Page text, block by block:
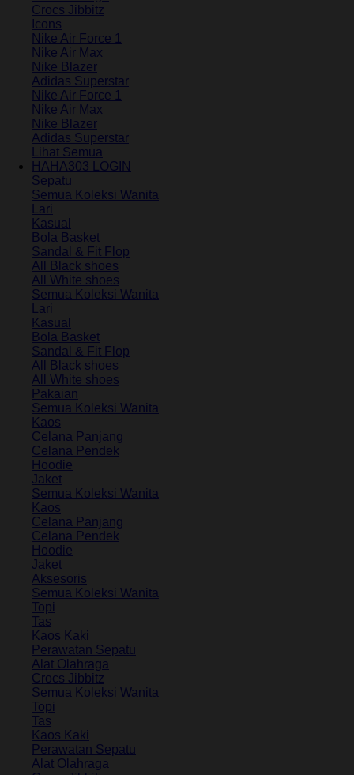
Crocs Jibbitz
Icons
Nike Air Force 1
Nike Air Max
Nike Blazer
Adidas Superstar
Nike Air Force 1
Nike Air Max
Nike Blazer
Adidas Superstar
Lihat Semua
HAHA303 LOGIN
Sepatu
Semua Koleksi Wanita
Lari
Kasual
Bola Basket
Sandal & Fit Flop
All Black shoes
All White shoes
Semua Koleksi Wanita
Lari
Kasual
Bola Basket
Sandal & Fit Flop
All Black shoes
All White shoes
Pakaian
Semua Koleksi Wanita
Kaos
Celana Panjang
Celana Pendek
Hoodie
Jaket
Semua Koleksi Wanita
Kaos
Celana Panjang
Celana Pendek
Hoodie
Jaket
Aksesoris
Semua Koleksi Wanita
Topi
Tas
Kaos Kaki
Perawatan Sepatu
Alat Olahraga
Crocs Jibbitz
Semua Koleksi Wanita
Topi
Tas
Kaos Kaki
Perawatan Sepatu
Alat Olahraga